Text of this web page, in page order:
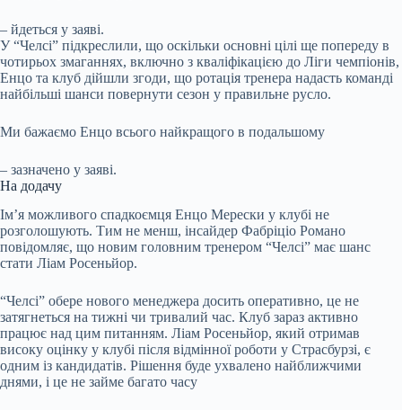
– йдеться у заяві.
У “Челсі” підкреслили, що оскільки основні цілі ще попереду в
чотирьох змаганнях, включно з кваліфікацією до Ліги чемпіонів,
Енцо та клуб дійшли згоди, що ротація тренера надасть команді
найбільші шанси повернути сезон у правильне русло.
Ми бажаємо Енцо всього найкращого в подальшому
– зазначено у заяві.
На додачу
Ім’я можливого спадкоємця Енцо Мерески у клубі не
розголошують. Тим не менш, інсайдер Фабріціо Романо
повідомляє, що новим головним тренером “Челсі” має шанс
стати Ліам Росеньйор.
“Челсі” обере нового менеджера досить оперативно, це не
затягнеться на тижні чи тривалий час. Клуб зараз активно
працює над цим питанням. Ліам Росеньйор, який отримав
високу оцінку у клубі після відмінної роботи у Страсбурзі, є
одним із кандидатів. Рішення буде ухвалено найближчими
днями, і це не займе багато часу